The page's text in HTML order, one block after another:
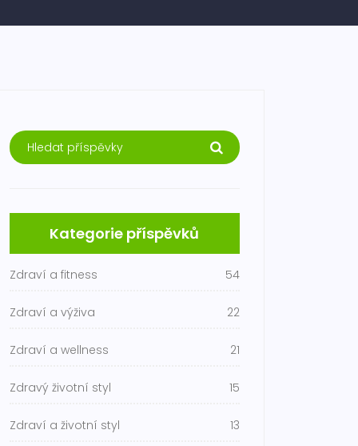
Kategorie příspěvků
Zdraví a fitness 54
Zdraví a výživa 22
Zdraví a wellness 21
Zdravý životní styl 15
Zdraví a životní styl 13